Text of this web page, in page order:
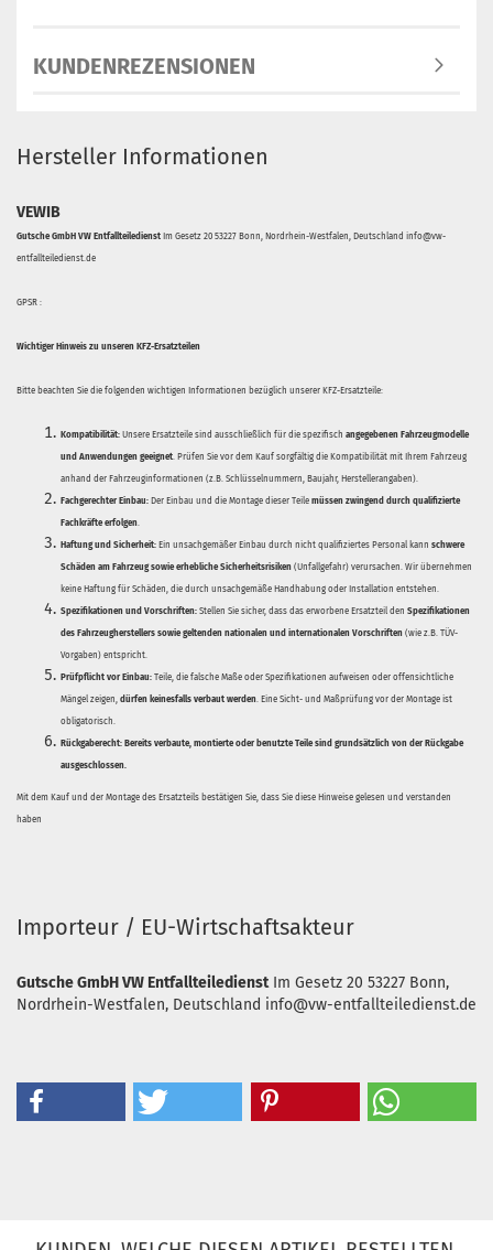
KUNDENREZENSIONEN
Hersteller Informationen
VEWIB
Gutsche GmbH VW Entfallteiledienst Im Gesetz 20 53227 Bonn, Nordrhein-Westfalen, Deutschland info@vw-
entfallteiledienst.de
GPSR :
Wichtiger Hinweis zu unseren KFZ-Ersatzteilen
Bitte beachten Sie die folgenden wichtigen Informationen bezüglich unserer KFZ-Ersatzteile:
Kompatibilität: Unsere Ersatzteile sind ausschließlich für die spezifisch angegebenen Fahrzeugmodelle
und Anwendungen geeignet. Prüfen Sie vor dem Kauf sorgfältig die Kompatibilität mit Ihrem Fahrzeug
anhand der Fahrzeuginformationen (z.B. Schlüsselnummern, Baujahr, Herstellerangaben).
Fachgerechter Einbau: Der Einbau und die Montage dieser Teile müssen zwingend durch qualifizierte
Fachkräfte erfolgen.
Haftung und Sicherheit: Ein unsachgemäßer Einbau durch nicht qualifiziertes Personal kann schwere
Schäden am Fahrzeug sowie erhebliche Sicherheitsrisiken (Unfallgefahr) verursachen. Wir übernehmen
keine Haftung für Schäden, die durch unsachgemäße Handhabung oder Installation entstehen.
Spezifikationen und Vorschriften: Stellen Sie sicher, dass das erworbene Ersatzteil den Spezifikationen
des Fahrzeugherstellers sowie geltenden nationalen und internationalen Vorschriften (wie z.B. TÜV-
Vorgaben) entspricht.
Prüfpflicht vor Einbau: Teile, die falsche Maße oder Spezifikationen aufweisen oder offensichtliche
Mängel zeigen, dürfen keinesfalls verbaut werden. Eine Sicht- und Maßprüfung vor der Montage ist
obligatorisch.
Rückgaberecht: Bereits verbaute, montierte oder benutzte Teile sind grundsätzlich von der Rückgabe
ausgeschlossen.
Mit dem Kauf und der Montage des Ersatzteils bestätigen Sie, dass Sie diese Hinweise gelesen und verstanden
haben
Importeur / EU-Wirtschaftsakteur
Gutsche GmbH VW Entfallteiledienst Im Gesetz 20 53227 Bonn,
Nordrhein-Westfalen, Deutschland info@vw-entfallteiledienst.de